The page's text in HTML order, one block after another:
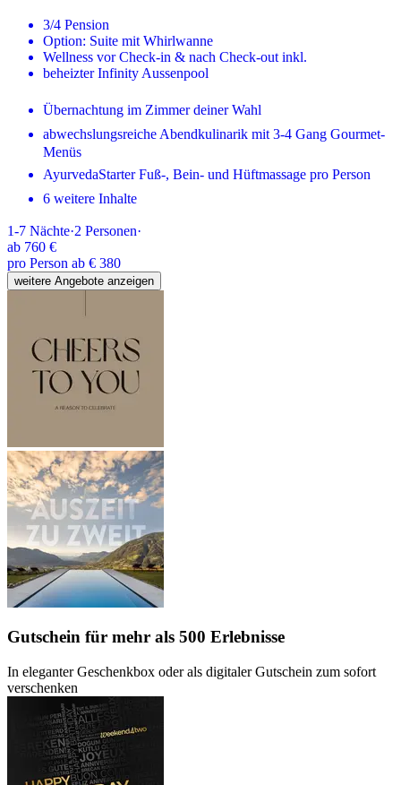
3/4 Pension
Option: Suite mit Whirlwanne
Wellness vor Check-in & nach Check-out inkl.
beheizter Infinity Aussenpool
Übernachtung im Zimmer deiner Wahl
abwechslungsreiche Abendkulinarik mit 3-4 Gang Gourmet-
Menüs
AyurvedaStarter Fuß-, Bein- und Hüftmassage pro Person
6 weitere Inhalte
1-7 Nächte·2 Personen·
ab 760 €
pro Person ab € 380
weitere Angebote anzeigen
Gutschein für mehr als 500 Erlebnisse
In eleganter Geschenkbox oder als digitaler Gutschein zum sofort
verschenken